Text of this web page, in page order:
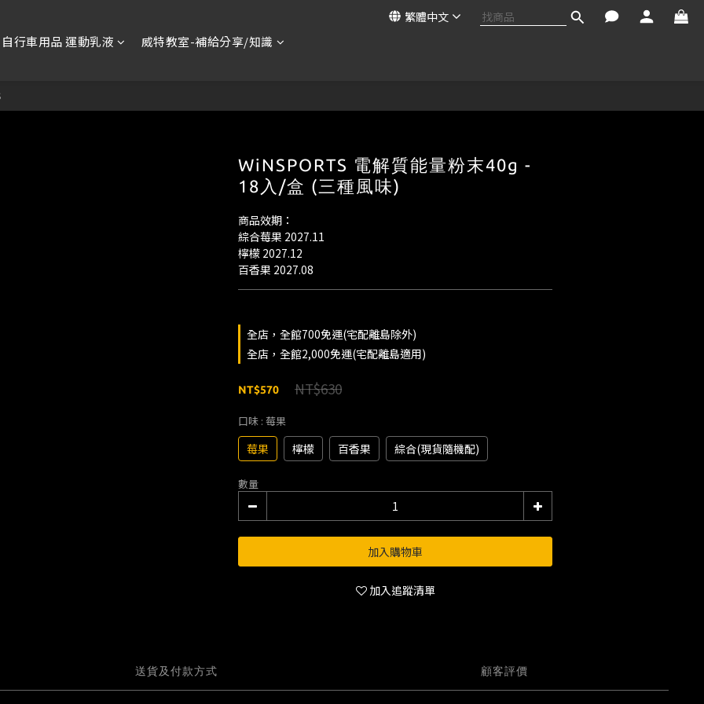
繁體中文
自行車用品 運動乳液 威特教室-補給分享/知識
WiNSPORTS 電解質能量粉末40g -
18入/盒 (三種風味)
商品效期：
綜合莓果 2027.11
檸檬 2027.12
百香果 2027.08
全店，全館700免運(宅配離島除外)
全店，全館2,000免運(宅配離島適用)
NT$630
NT$570
口味 : 莓果
莓果 檸檬 百香果 綜合(現貨隨機配)
數量
加入購物車
加入追蹤清單
送貨及付款方式 顧客評價